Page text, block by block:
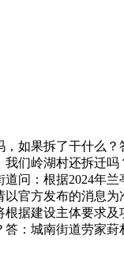
如果拆了干什么
们岭湖村还拆迁
问：根据2024年
官方发布的消息
据建设主体要求
：城南街道劳家